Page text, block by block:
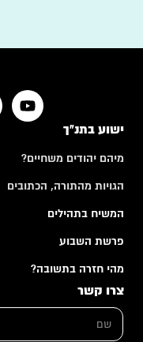
ישוע בתנ"ך
מיהם יהודים משחיים?
הגויות מהתורה, הכתובים
המשיח בתהילים
פרשת השבוע
מהי חזרה בתשובה?
צרו קשר
ש